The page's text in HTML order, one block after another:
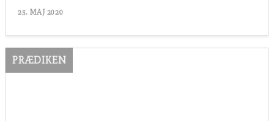
25. MAJ 2020
PRÆDIKEN